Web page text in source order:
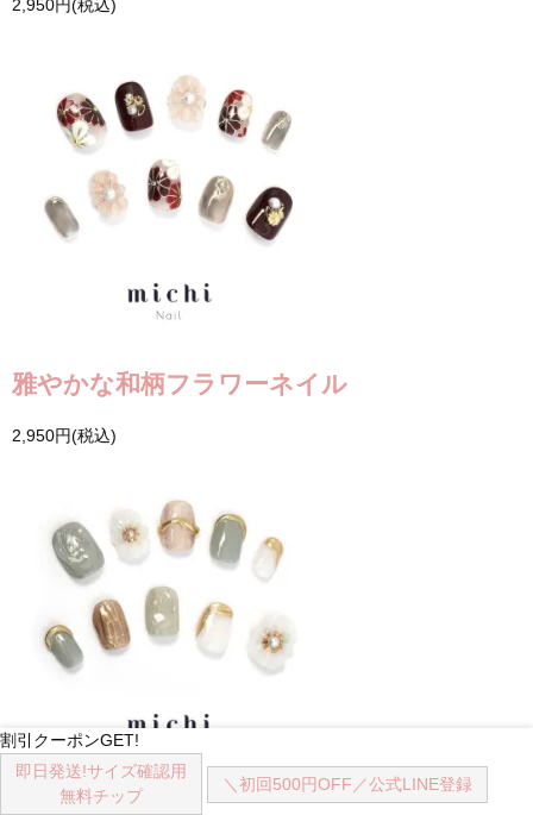
2,950円(税込)
雅やかな和柄フラワーネイル
2,950円(税込)
即日発送
割引クーポンGET!
即日発送!サイズ確認用
無料チップ
＼初回500円OFF／公式LINE登録